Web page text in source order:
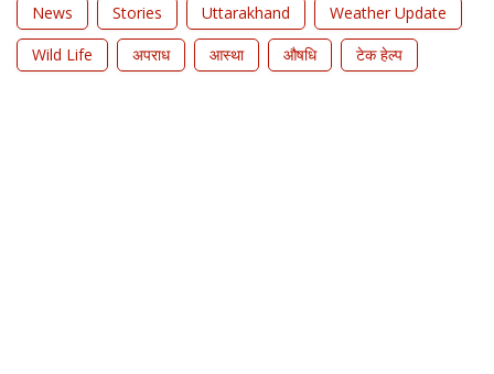
News
Stories Uttarakhand
Weather Update
Wild Life
अपराध आस्था औषधि टेक हेल्प